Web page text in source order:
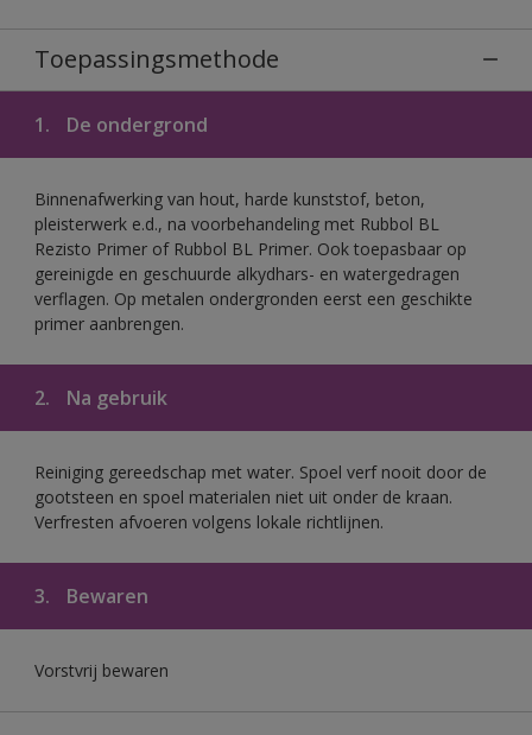
Toepassingsmethode
1. De ondergrond
Binnenafwerking van hout, harde kunststof, beton,
pleisterwerk e.d., na voorbehandeling met Rubbol BL
Rezisto Primer of Rubbol BL Primer. Ook toepasbaar op
gereinigde en geschuurde alkydhars- en watergedragen
verflagen. Op metalen ondergronden eerst een geschikte
primer aanbrengen.
2. Na gebruik
Reiniging gereedschap met water. Spoel verf nooit door de
gootsteen en spoel materialen niet uit onder de kraan.
Verfresten afvoeren volgens lokale richtlijnen.
3. Bewaren
Vorstvrij bewaren